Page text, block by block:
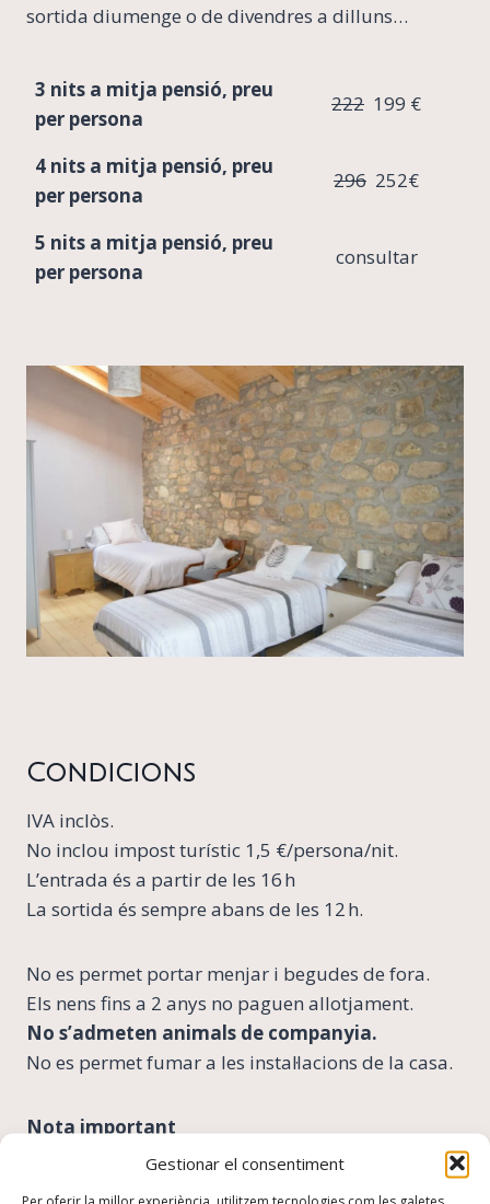
Gestionar el consentiment
sortida diumenge o de divendres a dilluns…
3 nits a mitja pensió, preu
per persona
222 199 €
4 nits a mitja pensió, preu
per persona
296 252€
5 nits a mitja pensió, preu
per persona
consultar
Condicions
IVA inclòs.
No inclou impost turístic 1,5 €/persona/nit.
L’entrada és a partir de les 16 h
La sortida és sempre abans de les 12 h.
No es permet portar menjar i begudes de fora.
Els nens fins a 2 anys no paguen allotjament.
No s’admeten animals de companyia.
No es permet fumar a les instal·lacions de la casa.
Nota important
Algunes èpoques de l’any com ponts o en